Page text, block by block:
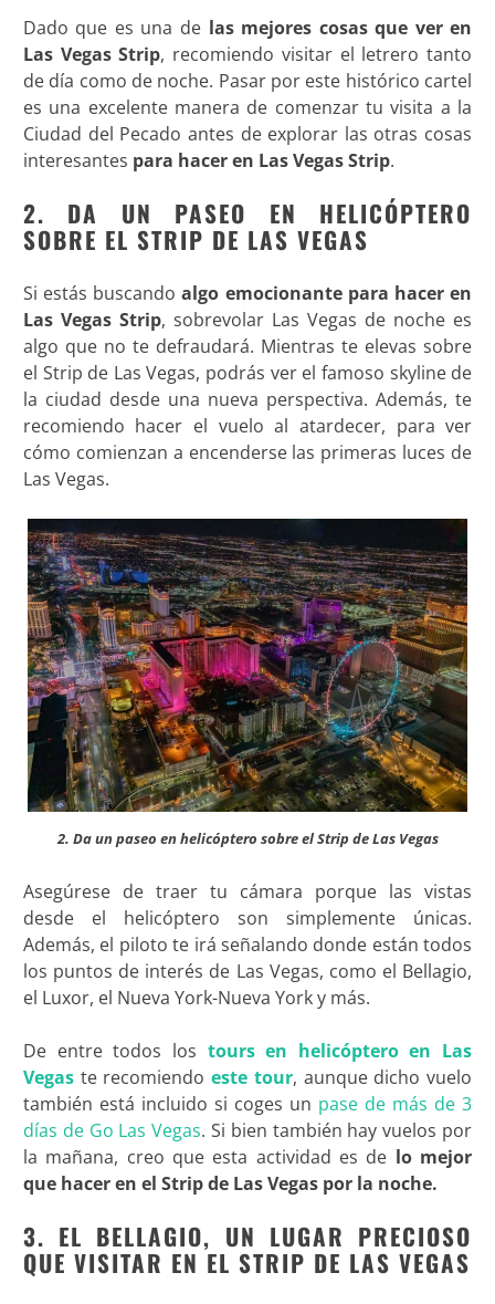
Dado que es una de las mejores cosas que ver en
LasVegas Strip, recomiendo visitar el letrero tanto
de día como de noche. Pasar por este histórico cartel
es una excelente manera de comenzar tu visita a la
Ciudad del Pecado antes de explorar las otras cosas
interesantes para hacer en Las Vegas Strip.
2. DA UN PASEO EN HELICÓPTERO
SOBRE EL STRIP DE LAS VEGAS
Si estás buscandoalgo emocionante para hacer en
Las Vegas Strip, sobrevolar Las Vegas de noche es
algo que no te defraudará. Mientras te elevas sobre
el Strip de Las Vegas, podrás ver el famoso skyline de
la ciudad desde una nueva perspectiva. Además, te
recomiendo hacer el vuelo al atardecer, para ver
cómo comienzan a encenderse las primeras luces de
Las Vegas.
2. Da un paseo en helicóptero sobre el Strip de Las Vegas
Asegúrese de traer tu cámara porque las vistas
desde el helicóptero son simplemente únicas.
Además, el piloto te irá señalando donde están todos
los puntos de interés de Las Vegas, como el Bellagio,
el Luxor, el Nueva York-Nueva York y más.
De entre todos los tours en helicóptero en Las
Vegaste recomiendo este tour, aunque dicho vuelo
también está incluido si coges un pase de más de 3
días de Go Las Vegas. Si bien también hay vuelos por
la mañana, creo que esta actividad es de lo mejor
que hacer en el Strip de Las Vegas por la noche.
3. EL BELLAGIO, UN LUGAR PRECIOSO
QUE VISITAR EN EL STRIP DE LAS VEGAS